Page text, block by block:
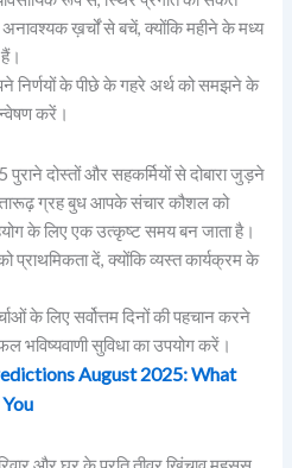
अनावश्यक ख़र्चों से बचें, क्योंकि महीने के मध्य
निर्णयों के पीछे के गहरे अर्थ को समझने के
करें।
दोस्तों और सहकर्मियों से दोबारा जुड़ने
ग्रह बुध आपके संचार कौशल को
के लिए एक उत्कृष्ट समय बन जाता है।
प्राथमिकता दें, क्योंकि व्यस्त कार्यक्रम के
के लिए सर्वोत्तम दिनों की पहचान करने
भविष्यवाणी सुविधा का उपयोग करें।
August 2025: What